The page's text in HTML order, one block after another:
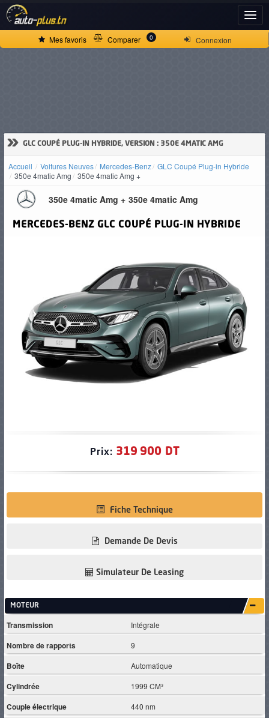
Connexion
Mes favoris Comparer 0
» GLC COUPÉ PLUG-IN HYBRIDE, VERSION : 350E 4MATIC AMG
Accueil Voitures Neuves Mercedes-Benz GLC Coupé Plug-in Hybride
350e 4matic Amg
350e 4matic Amg +
MERCEDES-BENZ GLC COUPÉ PLUG-IN HYBRIDE
350e 4matic Amg + 350e 4matic Amg
Prix: 319 900 DT
Fiche Technique
Demande De Devis
Simulateur De Leasing
MOTEUR
Transmission Intégrale
Nombre de rapports 9
Boîte Automatique
Cylindrée 1999 CM³
Couple électrique 440 nm
ACCUEIL
VOITURES
D'OCCASION